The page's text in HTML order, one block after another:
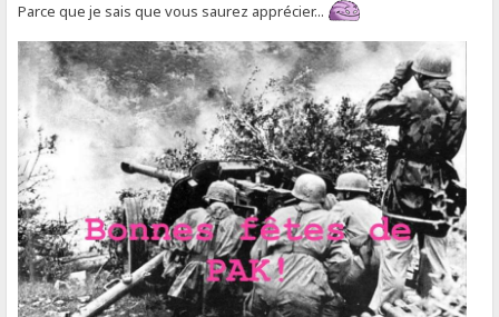
Parce que je sais que vous saurez apprécier...